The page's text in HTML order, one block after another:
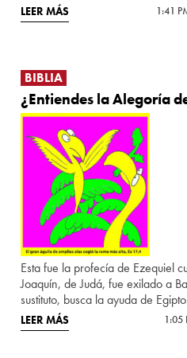
LEER MÁS 1:41
BIBLIA
¿Entiendes la Alegoría
Esta fue la profecía de Ezequiel
Joaquín, de Judá, fue exilado a
sustituto, busca la ayuda de
LEER MÁS 1:05